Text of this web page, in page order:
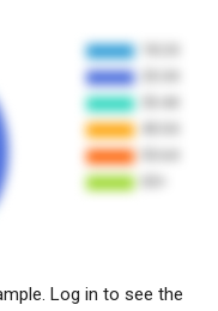
Log in to see the